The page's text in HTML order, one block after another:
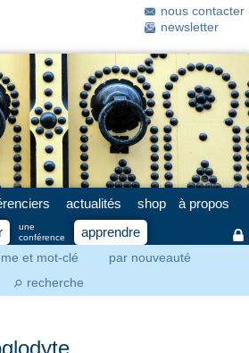
nous contacter
newsletter
et mot-clé par nouveauté
⚲ recherche
actualités shop
à propos
une
conférence
apprendre